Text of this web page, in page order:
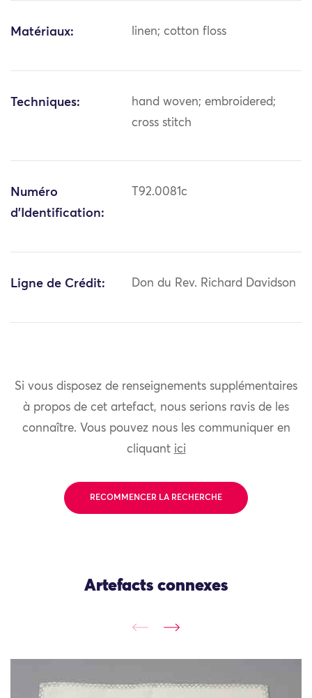
Matériaux: linen; cotton floss
Techniques:
hand woven; embroidered;
cross stitch
Numéro
d'Identification:
T92.0081c
Ligne de Crédit: Don du Rev. Richard Davidson
Si vous disposez de renseignements supplémentaires
à propos de cet artefact, nous serions ravis de les
connaître. Vous pouvez nous les communiquer en
cliquant ici
RECOMMENCER LA RECHERCHE
Artefacts connexes